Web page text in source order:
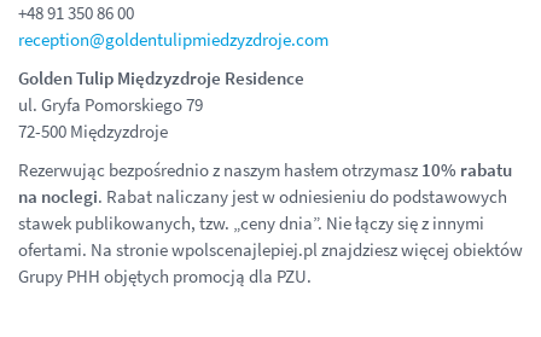
+48 91 350 86 00
reception@goldentulipmiedzyzdroje.com
Golden Tulip Międzyzdroje Residence
ul. Gryfa Pomorskiego 79
72-500 Międzyzdroje
Rezerwując bezpośrednio z naszym hasłem otrzymasz 10% rabatu
na noclegi. Rabat naliczany jest w odniesieniu do podstawowych
stawek publikowanych, tzw. „ceny dnia”. Nie łączy się z innymi
ofertami. Na stronie wpolscenajlepiej.pl znajdziesz więcej obiektów
Grupy PHH objętych promocją dla PZU.